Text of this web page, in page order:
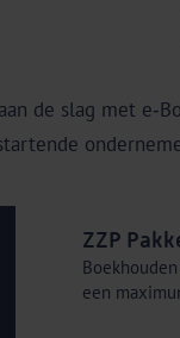
de slag met
ZZP
een